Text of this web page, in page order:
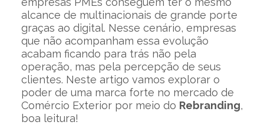
alcance de multinacionais de grande porte
graças ao digital. Nesse cenário, empresas
que não acompanham essa evolução
acabam ficando para trás não pela
operação, mas pela percepção de seus
clientes. Neste artigo vamos explorar o
poder de uma marca forte no mercado de
Comércio Exterior por meio do Rebranding,
boa leitura!